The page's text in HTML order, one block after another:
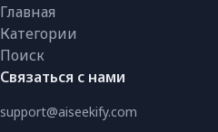
Главная
Категории
Поиск
Связаться с нами
support@aiseekify.com